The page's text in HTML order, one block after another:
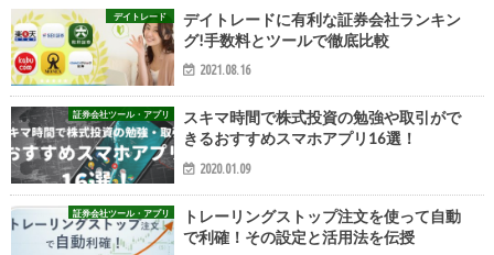
デイトレード
デイトレードに有利な証券会社ランキン
グ!手数料とツールで徹底比較
2021.08.16
証券会社ツール・アプリ
スキマ時間で株式投資の勉強や取引がで
きるおすすめスマホアプリ16選！
2020.01.09
証券会社ツール・アプリ
トレーリングストップ注文を使って自動
で利確！その設定と活用法を伝授